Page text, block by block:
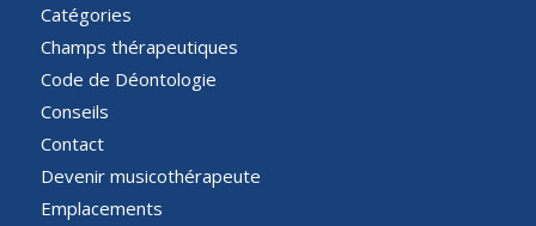
Catégories
Champs thérapeutiques
Code de Déontologie
Conseils
Contact
Devenir musicothérapeute
Emplacements